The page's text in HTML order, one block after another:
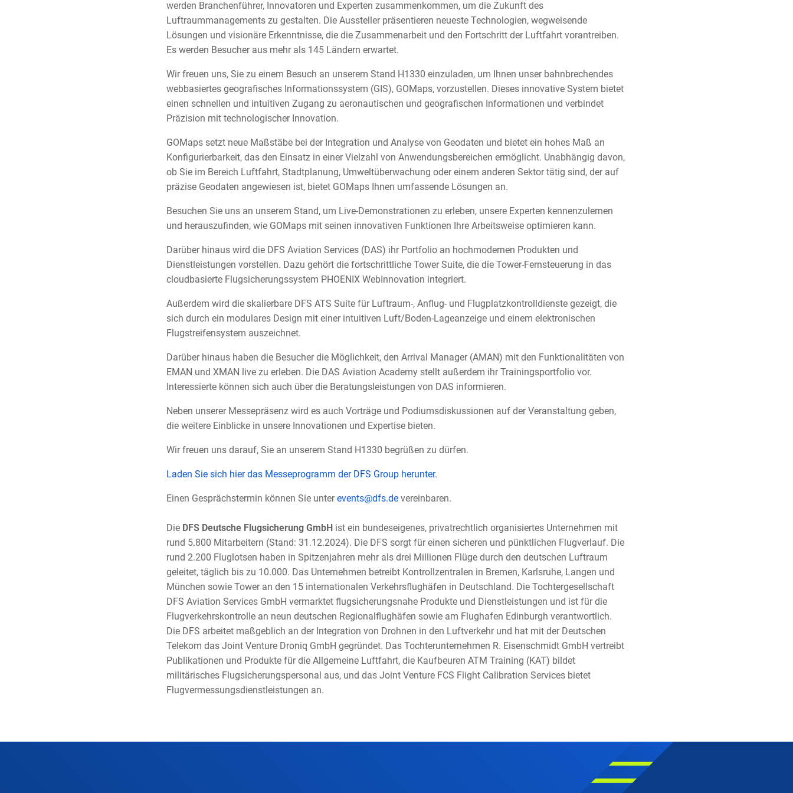
werden Branchenführer, Innovatoren und Experten zusammenkommen, um die Zukunft des
Luftraummanagements zu gestalten. Die Aussteller präsentieren neueste Technologien, wegweisende
Lösungen und visionäre Erkenntnisse, die die Zusammenarbeit und den Fortschritt der Luftfahrt vorantreiben.
Es werden Besucher aus mehr als 145 Ländern erwartet.
Wir freuen uns, Sie zu einem Besuch an unserem Stand H1330 einzuladen, um Ihnen unser bahnbrechendes
webbasiertes geografisches Informationssystem (GIS), GOMaps, vorzustellen. Dieses innovative System bietet
einen schnellen und intuitiven Zugang zu aeronautischen und geografischen Informationen und verbindet
Präzision mit technologischer Innovation.
GOMaps setzt neue Maßstäbe bei der Integration und Analyse von Geodaten und bietet ein hohes Maß an
Konfigurierbarkeit, das den Einsatz in einer Vielzahl von Anwendungsbereichen ermöglicht. Unabhängig davon,
ob Sie im Bereich Luftfahrt, Stadtplanung, Umweltüberwachung oder einem anderen Sektor tätig sind, der auf
präzise Geodaten angewiesen ist, bietet GOMaps Ihnen umfassende Lösungen an.
Besuchen Sie uns an unserem Stand, um Live-Demonstrationen zu erleben, unsere Experten kennenzulernen
und herauszufinden, wie GOMaps mit seinen innovativen Funktionen Ihre Arbeitsweise optimieren kann.
Darüber hinaus wird die DFS Aviation Services (DAS) ihr Portfolio an hochmodernen Produkten und
Dienstleistungen vorstellen. Dazu gehört die fortschrittliche Tower Suite, die die Tower-Fernsteuerung in das
cloudbasierte Flugsicherungssystem PHOENIX WebInnovation integriert.
Außerdem wird die skalierbare DFS ATS Suite für Luftraum-, Anflug- und Flugplatzkontrolldienste gezeigt, die
sich durch ein modulares Design mit einer intuitiven Luft/Boden-Lageanzeige und einem elektronischen
Flugstreifensystem auszeichnet.
Darüber hinaus haben die Besucher die Möglichkeit, den Arrival Manager (AMAN) mit den Funktionalitäten von
EMAN und XMAN live zu erleben. Die DAS Aviation Academy stellt außerdem ihr Trainingsportfolio vor.
Interessierte können sich auch über die Beratungsleistungen von DAS informieren.
Neben unserer Messepräsenz wird es auch Vorträge und Podiumsdiskussionen auf der Veranstaltung geben,
die weitere Einblicke in unsere Innovationen und Expertise bieten.
Wir freuen uns darauf, Sie an unserem Stand H1330 begrüßen zu dürfen.
Laden Sie sich hier das Messeprogramm der DFS Group herunter.
Einen Gesprächstermin können Sie unterevents@dfs.de vereinbaren.
Die DFS Deutsche Flugsicherung GmbH ist ein bundeseigenes, privatrechtlich organisiertes Unternehmen mit
rund 5.800 Mitarbeitern (Stand: 31.12.2024). Die DFS sorgt für einen sicheren und pünktlichen Flugverlauf. Die
rund 2.200 Fluglotsen haben in Spitzenjahren mehr als drei Millionen Flüge durch den deutschen Luftraum
geleitet, täglich bis zu 10.000. Das Unternehmen betreibt Kontrollzentralen in Bremen, Karlsruhe, Langen und
München sowie Tower an den 15 internationalen Verkehrsflughäfen in Deutschland. Die Tochtergesellschaft
DFS Aviation Services GmbH vermarktet flugsicherungsnahe Produkte und Dienstleistungen und ist für die
Flugverkehrskontrolle an neun deutschen Regionalflughäfen sowie am Flughafen Edinburgh verantwortlich.
Die DFS arbeitet maßgeblich an der Integration von Drohnen in den Luftverkehr und hat mit der Deutschen
Telekom das Joint Venture Droniq GmbH gegründet. Das Tochterunternehmen R. Eisenschmidt GmbH vertreibt
Publikationen und Produkte für die Allgemeine Luftfahrt, die Kaufbeuren ATM Training (KAT) bildet
militärisches Flugsicherungspersonal aus, und das Joint Venture FCS Flight Calibration Services bietet
Flugvermessungsdienstleistungen an.